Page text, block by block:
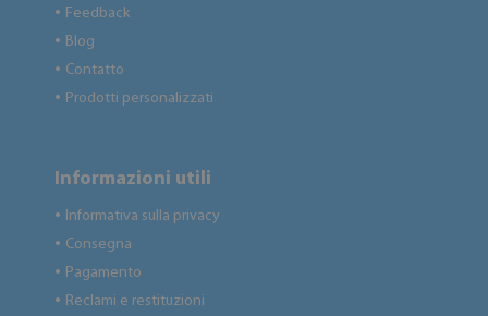
● Feedback
● Blog
● Contatto
● Prodotti personalizzati
Informazioni utili
● Informativa sulla privacy
● Consegna
● Pagamento
● Reclami e restituzioni